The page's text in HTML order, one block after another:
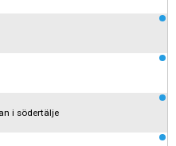
i södertälje